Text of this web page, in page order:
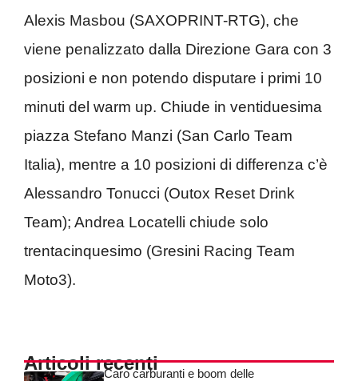
Alexis Masbou (SAXOPRINT-RTG), che
viene penalizzato dalla Direzione Gara con 3
posizioni e non potendo disputare i primi 10
minuti del warm up. Chiude in ventiduesima
piazza Stefano Manzi (San Carlo Team
Italia), mentre a 10 posizioni di differenza c’è
Alessandro Tonucci (Outox Reset Drink
Team); Andrea Locatelli chiude solo
trentacinquesimo (Gresini Racing Team
Moto3).
Articoli recentiCaro carburanti e boom delle